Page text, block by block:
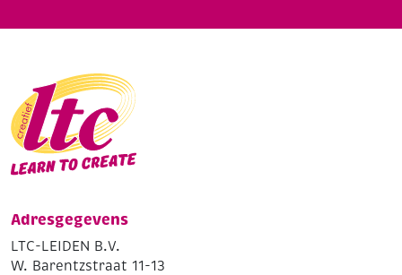
Adresgegevens
LTC-LEIDEN B.V.
W. Barentzstraat 11-13